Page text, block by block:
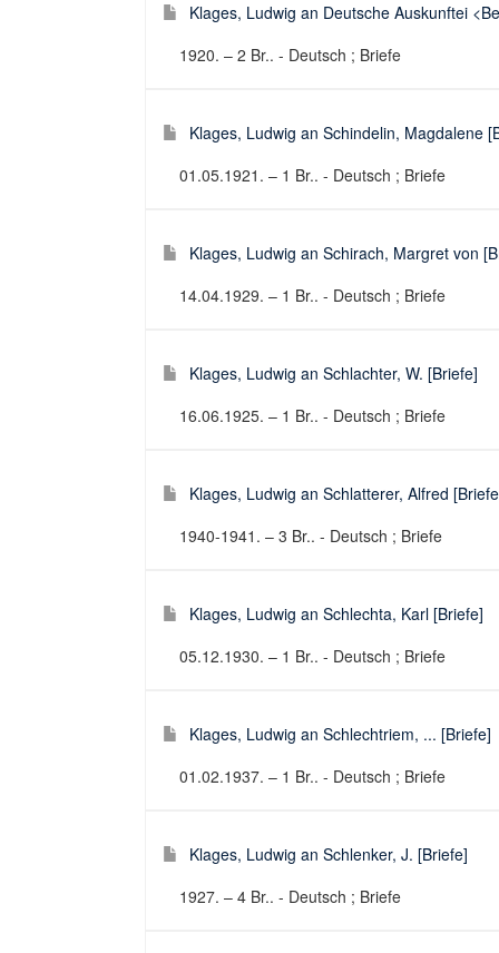
Klages, Ludwig an Deutsche Auskunftei
1920. – 2 Br.. - Deutsch ; Briefe
Klages, Ludwig an Schindelin, Magdalene
01.05.1921. – 1 Br.. - Deutsch ; Briefe
Klages, Ludwig an Schirach, Margret von
14.04.1929. – 1 Br.. - Deutsch ; Briefe
Klages, Ludwig an Schlachter, W. [Briefe]
16.06.1925. – 1 Br.. - Deutsch ; Briefe
Klages, Ludwig an Schlatterer, Alfred
1940-1941. – 3 Br.. - Deutsch ; Briefe
Klages, Ludwig an Schlechta, Karl [Briefe]
05.12.1930. – 1 Br.. - Deutsch ; Briefe
Klages, Ludwig an Schlechtriem, ... [Briefe]
01.02.1937. – 1 Br.. - Deutsch ; Briefe
Klages, Ludwig an Schlenker, J. [Briefe]
1927. – 4 Br.. - Deutsch ; Briefe